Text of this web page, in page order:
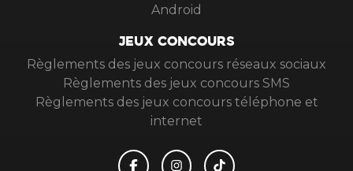
Android
JEUX CONCOURS
Règlements des jeux concours réseaux sociaux
Règlements des jeux concours SMS
Règlements des jeux concours téléphone et
internet